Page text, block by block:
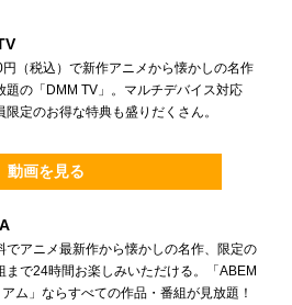
円（税込）で新作アニメから懐かしの名作
題の「DMM TV」。マルチデバイス対応
限定のお得な特典も盛りだくさん。
動画を見る
でアニメ最新作から懐かしの名作、限定の
まで24時間お楽しみいただける。「ABEM
ム」ならすべての作品・番組が見放題！